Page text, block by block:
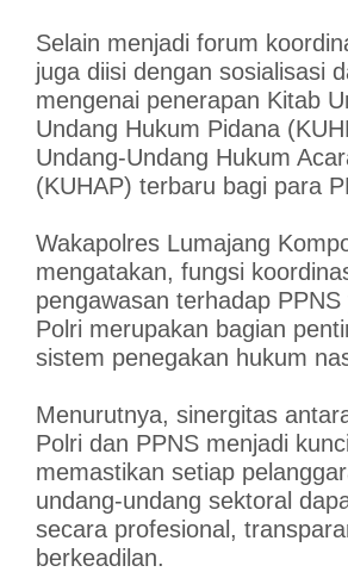
Selain menjadi forum
juga diisi dengan sosialisasi
mengenai penerapan Kitab
Undang Hukum Pidana
Undang-Undang Hukum
(KUHAP) terbaru bagi para
Wakapolres Lumajang
mengatakan, fungsi
pengawasan terhadap
Polri merupakan bagian
sistem penegakan hukum
Menurutnya, sinergitas
Polri dan PPNS menjadi
memastikan setiap
undang-undang sektoral
secara profesional,
berkeadilan.